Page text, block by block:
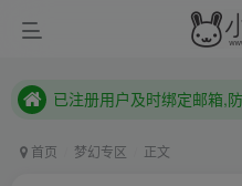
已注册用户及时绑定邮箱,
已注册用户及时绑定邮箱,
首页 梦幻专区 正文